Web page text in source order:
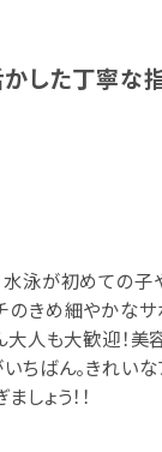
した丁寧な
泳が初めての子
のきめ細やかなサ
大人も大歓迎！美
ちばん。きれいな
しょう！！